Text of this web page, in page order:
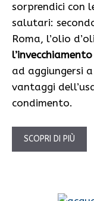
sorprendici con
salutari:
Roma, l’olio
ad aggiungersi
vantaggi
condimento.
SCOPRI DI PIÙ